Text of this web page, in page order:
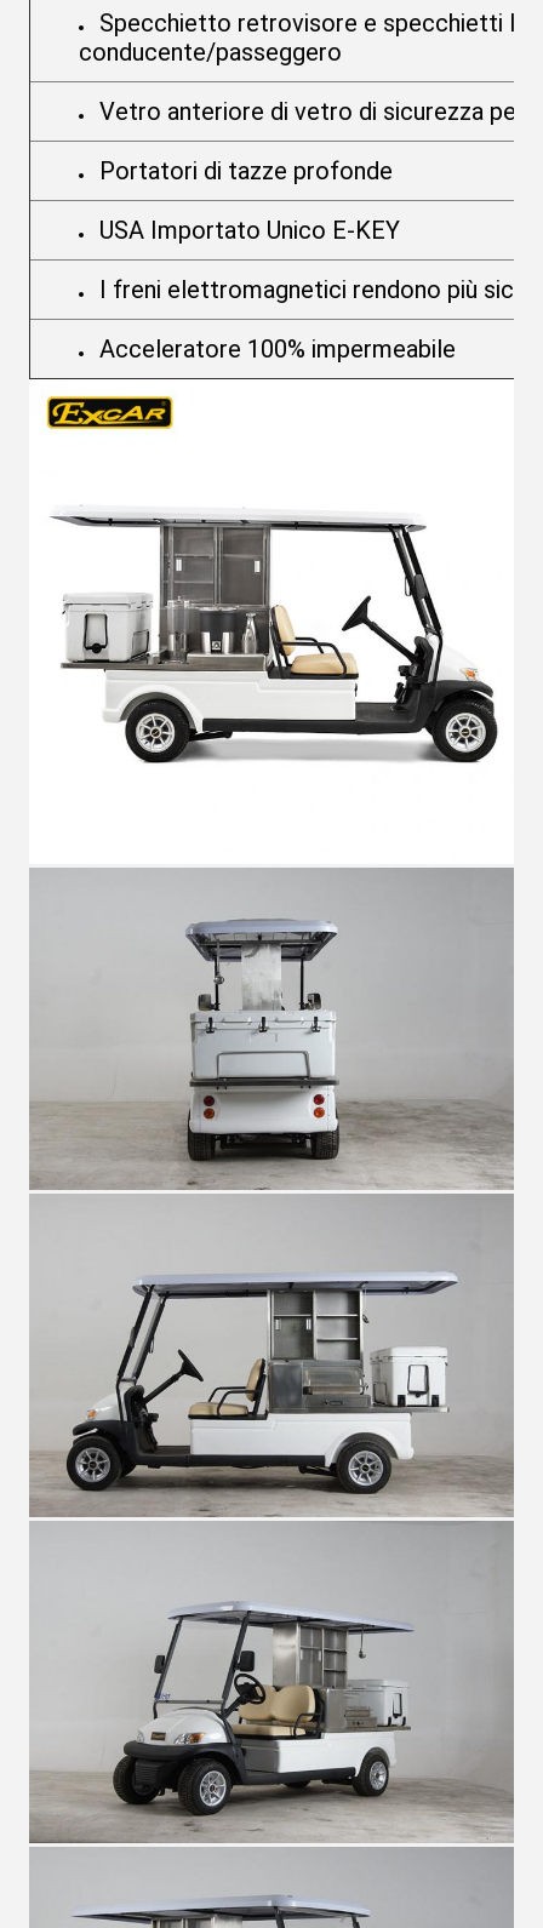
Specchietto retrovisore e specchietti
conducente/passeggero
Vetro anteriore di vetro di sicurezza per
Portatori di tazze profonde
USA Importato Unico E-KEY
I freni elettromagnetici rendono più
Acceleratore 100% impermeabile